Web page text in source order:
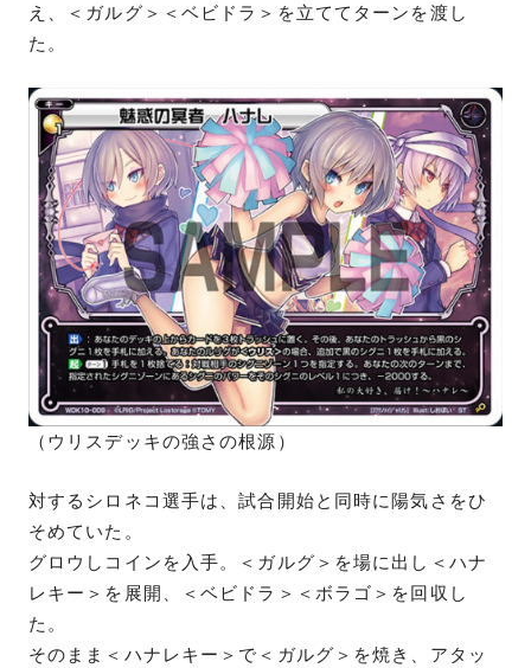
え、＜ガルグ＞＜ベビドラ＞を立ててターンを渡し
た。
（ウリスデッキの強さの根源）
対するシロネコ選手は、試合開始と同時に陽気さをひ
そめていた。
グロウしコインを入手。＜ガルグ＞を場に出し＜ハナ
レキー＞を展開、＜ベビドラ＞＜ボラゴ＞を回収し
た。
そのまま＜ハナレキー＞で＜ガルグ＞を焼き、アタッ